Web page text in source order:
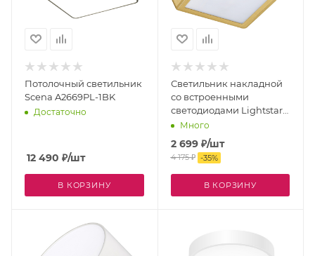
Потолочный светильник
Scena A2669PL-1BK
Достаточно
12 490 ₽/шт
В КОРЗИНУ
Светильник накладной
со встроенными
светодиодами Lightstar
Urbano 216834
Много
2 699₽/шт
4 175₽ -35%
В КОРЗИНУ